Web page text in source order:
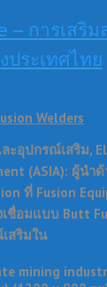
– การเสริม
ประเทศไทย
Welders
ะอุปกรณ์เสริม,
(ASIA): ผู้นำ
ที่ Fusion
ชื่อมแบบ Butt
สริมใน